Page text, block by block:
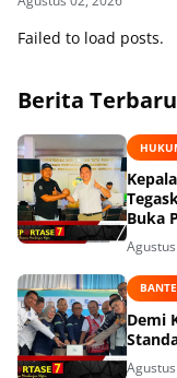
Kooperatif
Failed to load posts.
Berita Terbaru
Buka
Demi